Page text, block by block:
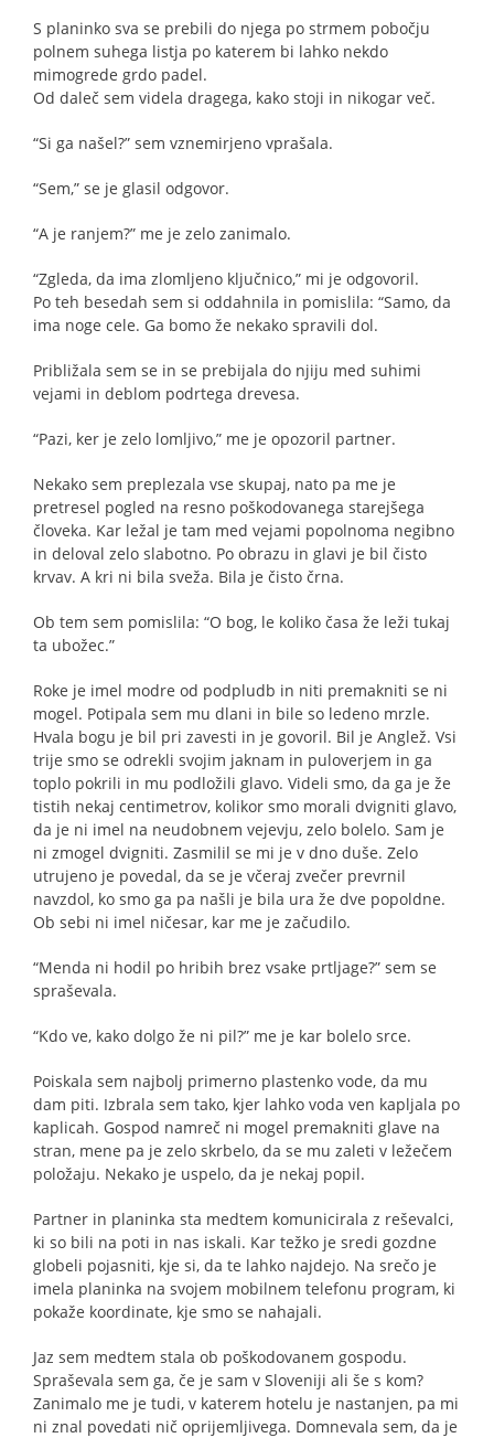
S planinko sva se prebili do njega po strmem pobočju
polnem suhega listja po katerem bi lahko nekdo
mimogrede grdo padel.
Od daleč sem videla dragega, kako stoji in nikogar več.
“Si ga našel?” sem vznemirjeno vprašala.
“Sem,” se je glasil odgovor.
“A je ranjem?” me je zelo zanimalo.
“Zgleda, da ima zlomljeno ključnico,” mi je odgovoril.
Po teh besedah sem si oddahnila in pomislila: “Samo, da
ima noge cele. Ga bomo že nekako spravili dol.
Približala sem se in se prebijala do njiju med suhimi
vejami in deblom podrtega drevesa.
“Pazi, ker je zelo lomljivo,” me je opozoril partner.
Nekako sem preplezala vse skupaj, nato pa me je
pretresel pogled na resno poškodovanega starejšega
človeka. Kar ležal je tam med vejami popolnoma negibno
in deloval zelo slabotno. Po obrazu in glavi je bil čisto
krvav. A kri ni bila sveža. Bila je čisto črna.
Ob tem sem pomislila: “O bog, le koliko časa že leži tukaj
ta ubožec.”
Roke je imel modre od podpludb in niti premakniti se ni
mogel. Potipala sem mu dlani in bile so ledeno mrzle.
Hvala bogu je bil pri zavesti in je govoril. Bil je Anglež. Vsi
trije smo se odrekli svojim jaknam in puloverjem in ga
toplo pokrili in mu podložili glavo. Videli smo, da ga je že
tistih nekaj centimetrov, kolikor smo morali dvigniti glavo,
da je ni imel na neudobnem vejevju, zelo bolelo. Sam je
ni zmogel dvigniti. Zasmilil se mi je v dno duše. Zelo
utrujeno je povedal, da se je včeraj zvečer prevrnil
navzdol, ko smo ga pa našli je bila ura že dve popoldne.
Ob sebi ni imel ničesar, kar me je začudilo.
“Menda ni hodil po hribih brez vsake prtljage?” sem se
spraševala.
“Kdo ve, kako dolgo že ni pil?” me je kar bolelo srce.
Poiskala sem najbolj primerno plastenko vode, da mu
dam piti. Izbrala sem tako, kjer lahko voda ven kapljala po
kaplicah. Gospod namreč ni mogel premakniti glave na
stran, mene pa je zelo skrbelo, da se mu zaleti v ležečem
položaju. Nekako je uspelo, da je nekaj popil.
Partner in planinka sta medtem komunicirala z reševalci,
ki so bili na poti in nas iskali. Kar težko je sredi gozdne
globeli pojasniti, kje si, da te lahko najdejo. Na srečo je
imela planinka na svojem mobilnem telefonu program, ki
pokaže koordinate, kje smo se nahajali.
Jaz sem medtem stala ob poškodovanem gospodu.
Spraševala sem ga, če je sam v Sloveniji ali še s kom?
Zanimalo me je tudi, v katerem hotelu je nastanjen, pa mi
ni znal povedati nič oprijemljivega. Domnevala sem, da je